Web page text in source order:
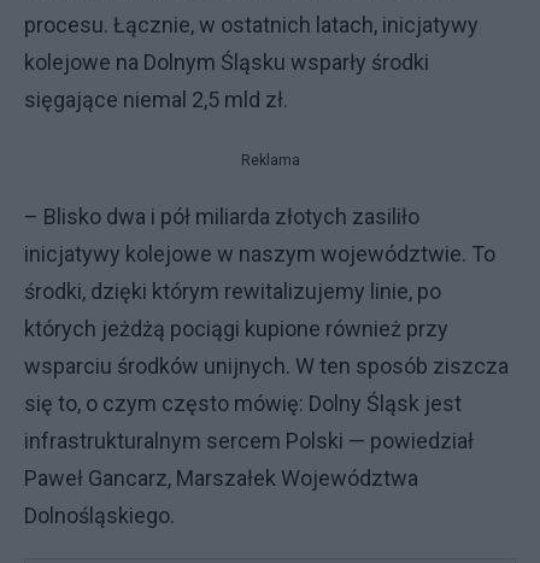
procesu. Łącznie, w ostatnich latach, inicjatywy
kolejowe na Dolnym Śląsku wsparły środki
sięgające niemal 2,5 mld zł.
Reklama
– Blisko dwa i pół miliarda złotych zasiliło
inicjatywy kolejowe w naszym województwie. To
środki, dzięki którym rewitalizujemy linie, po
których jeżdżą pociągi kupione również przy
wsparciu środków unijnych. W ten sposób ziszcza
się to, o czym często mówię: Dolny Śląsk jest
infrastrukturalnym sercem Polski — powiedział
Paweł Gancarz, Marszałek Województwa
Dolnośląskiego.